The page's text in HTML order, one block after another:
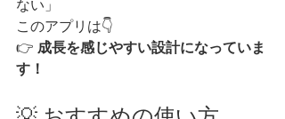
ない」
このアプリは👇
👉 成長を感じやすい設計になっていま
す！